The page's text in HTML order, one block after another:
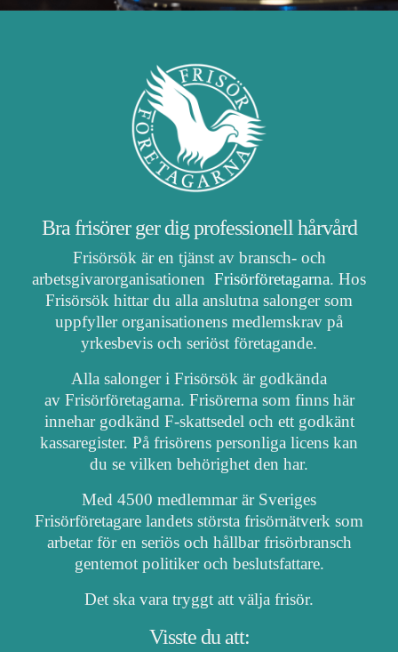
Bra frisörer ger dig professionell hårvård
Frisörsök är en tjänst av bransch- och
arbetsgivarorganisationen Frisörföretagarna. Hos
Frisörsök hittar du alla anslutna salonger som
uppfyller organisationens medlemskrav på
yrkesbevis och seriöst företagande.
Alla salonger i Frisörsök är godkända
av Frisörföretagarna. Frisörerna som finns här
innehar godkänd F-skattsedel och ett godkänt
kassaregister. På frisörens personliga licens kan
du se vilken behörighet den har.
Med 4500 medlemmar är Sveriges
Frisörföretagare landets största frisörnätverk som
arbetar för en seriös och hållbar frisörbransch
gentemot politiker och beslutsfattare.
Det ska vara tryggt att välja frisör.
Visste du att: